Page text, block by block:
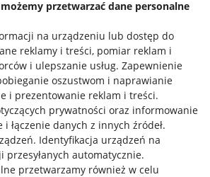
przetwarzać dane personalne
na urządzeniu lub dostęp do
reklamy i treści, pomiar reklam i
i ulepszanie usług. Zapewnienie
oszustwom i naprawianie
i prezentowanie reklam i treści.
prywatności oraz informowanie
i łączenie danych z innych źródeł.
. Identyfikacja urządzeń na
automatycznie.
przetwarzamy również w celu